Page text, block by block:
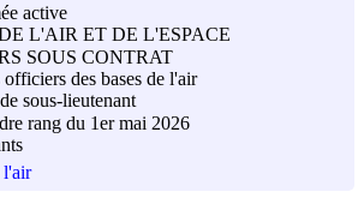
active
L'AIR ET DE L'ESPACE
SOUS CONTRAT
officiers des bases de l'air
sous-lieutenant
rang du 1er mai 2026
l'air